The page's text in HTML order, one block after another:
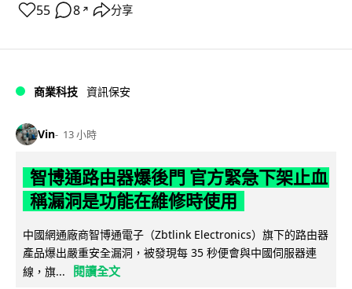
55 8 ↗ 分享
商業科技 資訊保安
Vin 13 小時
智博通路由器爆後門 官方緊急下架止血
稱漏洞是功能在維修時使用
中國網通廠商智博通電子（Zbtlink Electronics）旗下的路由器
產品爆出嚴重安全漏洞，被發現每 35 秒便會與中國伺服器連
線，旗...
閱讀全文